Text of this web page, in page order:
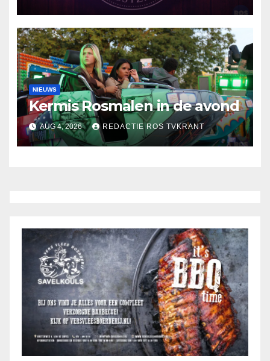
NIEUWS
Kermis Rosmalen in de avond
AUG 4, 2026 REDACTIE ROS TVKRANT